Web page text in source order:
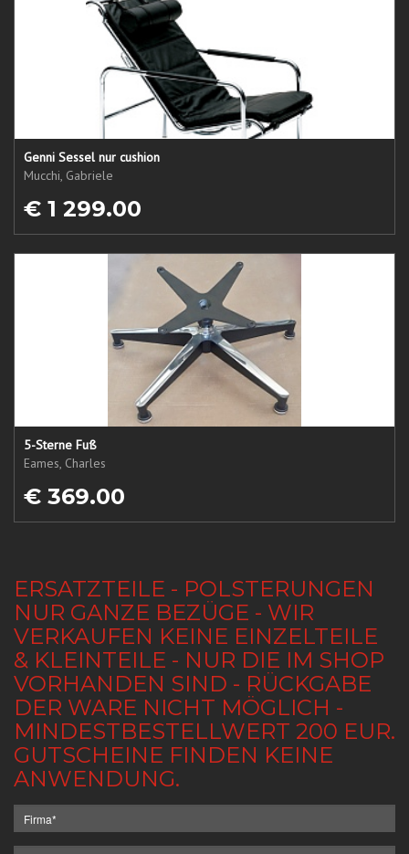
Genni Sessel nur cushion
Mucchi, Gabriele
€ 1 299.00
5-Sterne Fuß
Eames, Charles
€ 369.00
ERSATZTEILE - POLSTERUNGEN
NUR GANZE BEZÜGE - WIR
VERKAUFEN KEINE EINZELTEILE
& KLEINTEILE - NUR DIE IM SHOP
VORHANDEN SIND - RÜCKGABE
DER WARE NICHT MÖGLICH -
MINDESTBESTELLWERT 200 EUR.
GUTSCHEINE FINDEN KEINE
ANWENDUNG.